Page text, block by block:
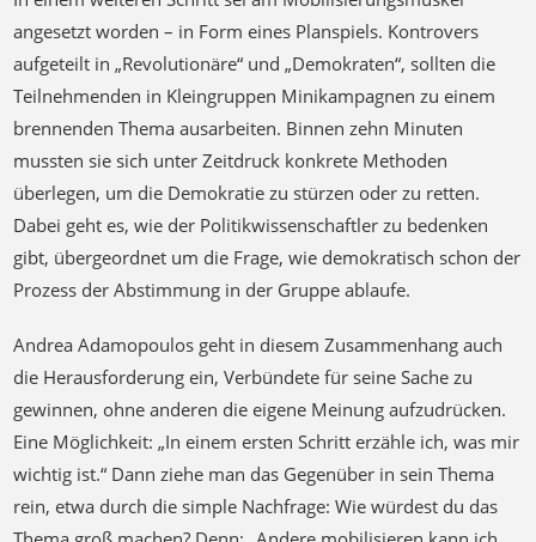
angesetzt worden – in Form eines Planspiels. Kontrovers
aufgeteilt in „Revolutionäre“ und „Demokraten“, sollten die
Teilnehmenden in Kleingruppen Minikampagnen zu einem
brennenden Thema ausarbeiten. Binnen zehn Minuten
mussten sie sich unter Zeitdruck konkrete Methoden
überlegen, um die Demokratie zu stürzen oder zu retten.
Dabei geht es, wie der Politikwissenschaftler zu bedenken
gibt, übergeordnet um die Frage, wie demokratisch schon der
Prozess der Abstimmung in der Gruppe ablaufe.
Andrea Adamopoulos geht in diesem Zusammenhang auch
die Herausforderung ein, Verbündete für seine Sache zu
gewinnen, ohne anderen die eigene Meinung aufzudrücken.
Eine Möglichkeit: „In einem ersten Schritt erzähle ich, was mir
wichtig ist.“ Dann ziehe man das Gegenüber in sein Thema
rein, etwa durch die simple Nachfrage: Wie würdest du das